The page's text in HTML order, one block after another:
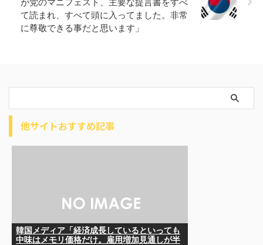
て読まれ、すべて頭に入ってました。非常
に尊敬できる事だと思います」
他サイトおすすめ記事
韓国メディア「経済成長しているといっても
中味はメモリ価格だけ。雇用増加見通しが半